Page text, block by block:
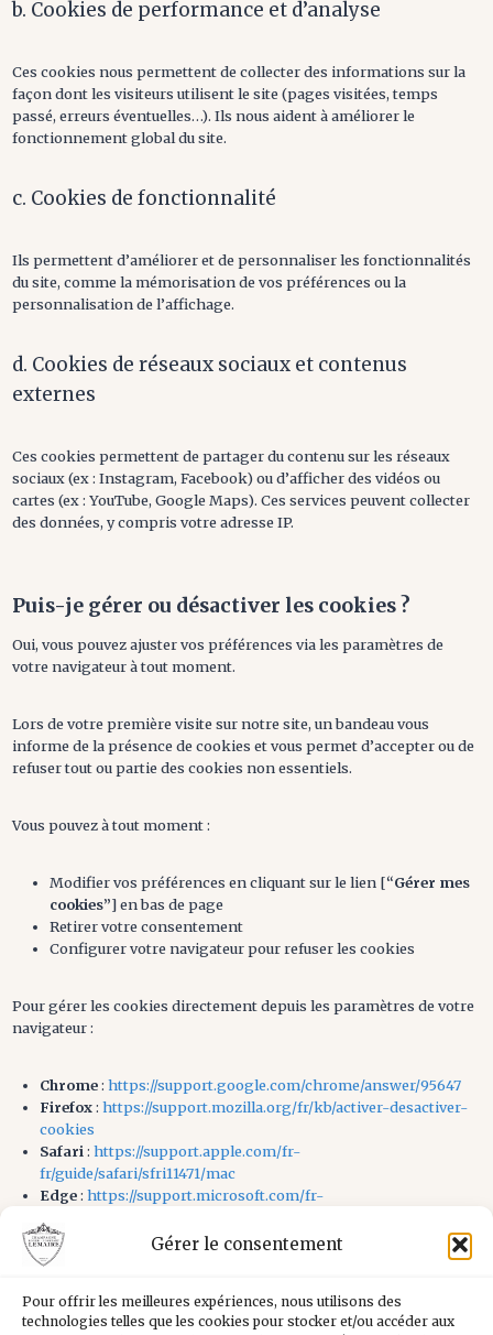
Gérer le consentement
Pour offrir les meilleures expériences, nous utilisons des
technologies telles que les cookies pour stocker et/ou accéder aux
b. Cookies de performance et d’analyse
Ces cookies nous permettent de collecter des informations sur la
façon dont les visiteurs utilisent le site (pages visitées, temps
passé, erreurs éventuelles…). Ils nous aident à améliorer le
fonctionnement global du site.
c. Cookies de fonctionnalité
Ils permettent d’améliorer et de personnaliser les fonctionnalités
du site, comme la mémorisation de vos préférences ou la
personnalisation de l’affichage.
d. Cookies de réseaux sociaux et contenus
externes
Ces cookies permettent de partager du contenu sur les réseaux
sociaux (ex : Instagram, Facebook) ou d’afficher des vidéos ou
cartes (ex : YouTube, Google Maps). Ces services peuvent collecter
des données, y compris votre adresse IP.
Puis-je gérer ou désactiver les cookies ?
Oui, vous pouvez ajuster vos préférences via les paramètres de
votre navigateur à tout moment.
Lors de votre première visite sur notre site, un bandeau vous
informe de la présence de cookies et vous permet d’accepter ou de
refuser tout ou partie des cookies non essentiels.
Vous pouvez à tout moment :
Modifier vos préférences en cliquant sur le lien [“Gérer mes
cookies”] en bas de page
Retirer votre consentement
Configurer votre navigateur pour refuser les cookies
Pour gérer les cookies directement depuis les paramètres de votre
navigateur :
Chrome:https://support.google.com/chrome/answer/95647
Firefox:https://support.mozilla.org/fr/kb/activer-desactiver-
cookies
Safari:https://support.apple.com/fr-
fr/guide/safari/sfri11471/mac
Edge:https://support.microsoft.com/fr-
Comment protégeons-nous vos données